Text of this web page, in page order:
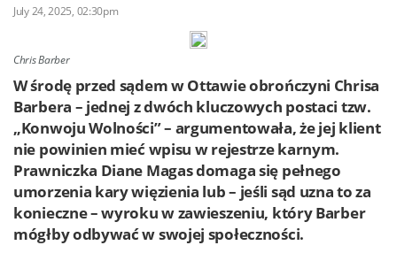
Działy
Zaloguj przez Clascal
×
July 24, 2025, 02:30pm
Chris Barber
W środę przed sądem w Ottawie obrończyni Chrisa
Barbera – jednej z dwóch kluczowych postaci tzw.
„Konwoju Wolności” – argumentowała, że jej klient
nie powinien mieć wpisu w rejestrze karnym.
Prawniczka Diane Magas domaga się pełnego
umorzenia kary więzienia lub – jeśli sąd uzna to za
konieczne – wyroku w zawieszeniu, który Barber
mógłby odbywać w swojej społeczności.